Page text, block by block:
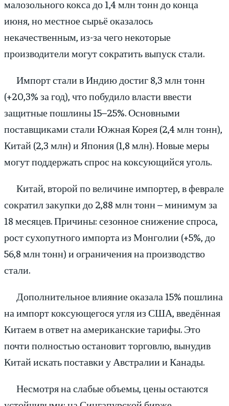
малозольного кокса до 1,4 млн тонн до конца
июня, но местное сырьё оказалось
некачественным, из-за чего некоторые
производители могут сократить выпуск стали.
Импорт стали в Индию достиг 8,3 млн тонн
(+20,3% за год), что побудило власти ввести
защитные пошлины 15–25%. Основными
поставщиками стали Южная Корея (2,4 млн тонн),
Китай (2,3 млн) и Япония (1,8 млн). Новые меры
могут поддержать спрос на коксующийся уголь.
Китай, второй по величине импортер, в феврале
сократил закупки до 2,88 млн тонн – минимум за
18 месяцев. Причины: сезонное снижение спроса,
рост сухопутного импорта из Монголии (+5%, до
56,8 млн тонн) и ограничения на производство
стали.
Дополнительное влияние оказала 15% пошлина
на импорт коксующегося угля из США, введённая
Китаем в ответ на американские тарифы. Это
почти полностью остановит торговлю, вынудив
Китай искать поставки у Австралии и Канады.
Несмотря на слабые объемы, цены остаются